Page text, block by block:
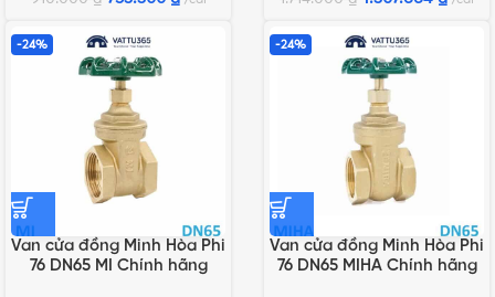
-24%
Van cửa đồng Minh Hòa Phi
76 DN65 MI Chính hãng
-24%
Van cửa đồng Minh Hòa Phi
76 DN65 MIHA Chính hãng